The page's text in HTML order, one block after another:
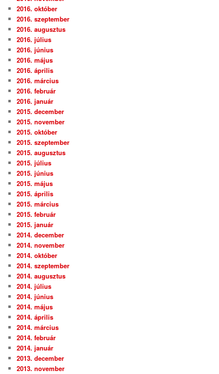
2016. október
2016. szeptember
2016. augusztus
2016. július
2016. június
2016. május
2016. április
2016. március
2016. február
2016. január
2015. december
2015. november
2015. október
2015. szeptember
2015. augusztus
2015. július
2015. június
2015. május
2015. április
2015. március
2015. február
2015. január
2014. december
2014. november
2014. október
2014. szeptember
2014. augusztus
2014. július
2014. június
2014. május
2014. április
2014. március
2014. február
2014. január
2013. december
2013. november